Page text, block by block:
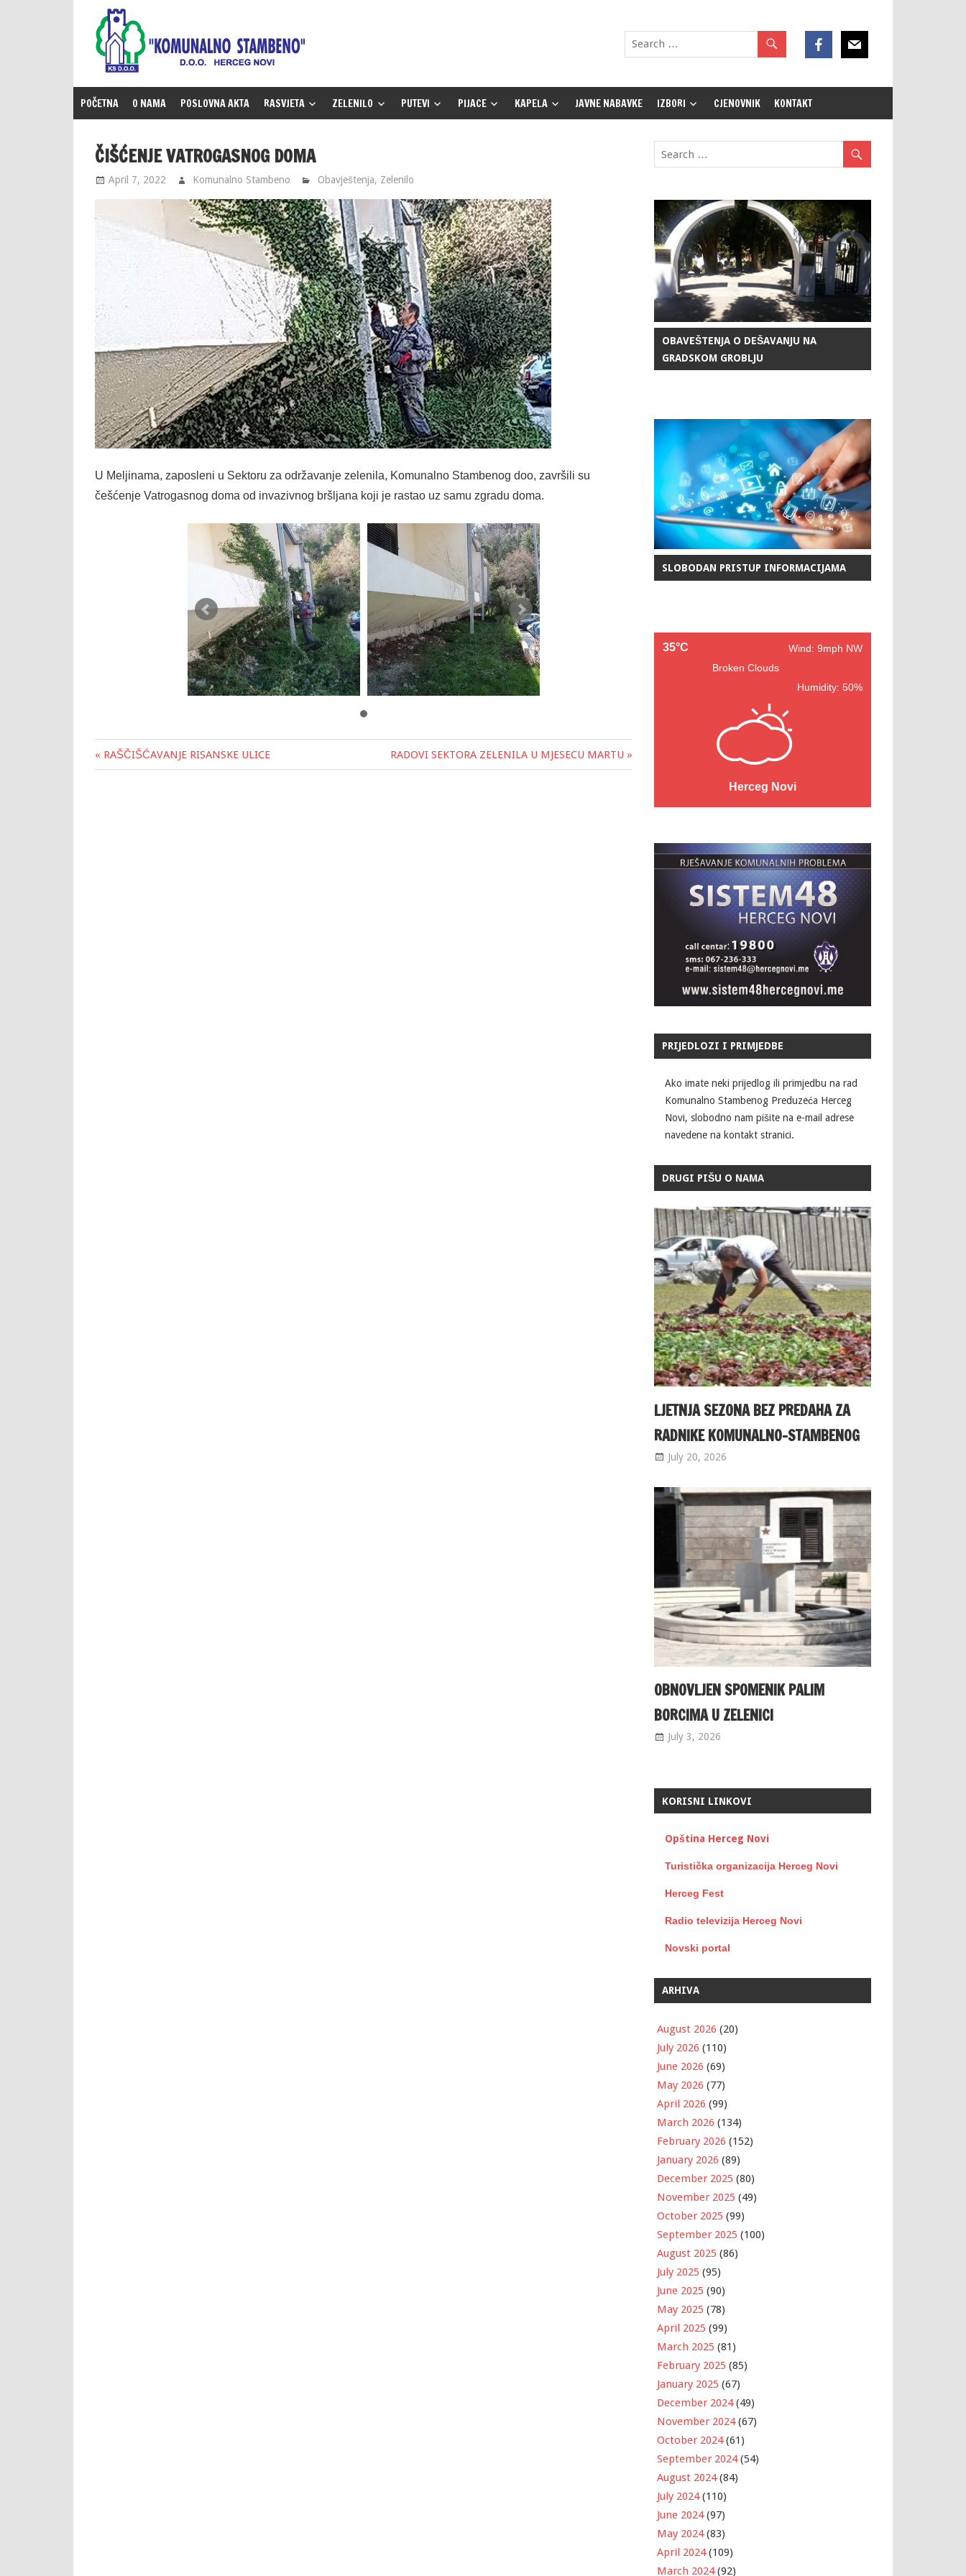
content
POČETNA O NAMA POSLOVNA AKTA RASVJETA ZELENILO PUTEVI PIJACE KAPELA JAVNE NABAVKE IZBORI CJENOVNIK KONTAKT
ČIŠĆENJE VATROGASNOG DOMA
April 7, 2022 Komunalno Stambeno Obavještenja, Zelenilo
U Meljinama, zaposleni u Sektoru za održavanje zelenila, Komunalno Stambenog doo, završili su
češćenje Vatrogasnog doma od invazivnog bršljana koji je rastao uz samu zgradu doma.
Post
« RAŠČIŠĆAVANJE RISANSKE ULICE RADOVI SEKTORA ZELENILA U MJESECU MARTU »
OBAVEŠTENJA O DEŠAVANJU NA
GRADSKOM GROBLJU
SLOBODAN PRISTUP INFORMACIJAMA
35°C
Wind: 9mph NW
Broken Clouds
Humidity: 50%
Herceg Novi
PRIJEDLOZI I PRIMJEDBE
Ako imate neki prijedlog ili primjedbu na rad
Komunalno Stambenog Preduzeća Herceg
Novi, slobodno nam pišite na e-mail adrese
navedene na kontakt stranici.
DRUGI PIŠU O NAMA
LJETNJA SEZONA BEZ PREDAHA ZA
RADNIKE KOMUNALNO-STAMBENOG
July 20, 2026
OBNOVLJEN SPOMENIK PALIM
BORCIMA U ZELENICI
July 3, 2026
KORISNI LINKOVI
Opština Herceg Novi
Turistička organizacija Herceg Novi
Herceg Fest
Radio televizija Herceg Novi
Novski portal
ARHIVA
August 2026 (20)
July 2026 (110)
June 2026 (69)
May 2026 (77)
April 2026 (99)
March 2026 (134)
February 2026 (152)
January 2026 (89)
December 2025 (80)
November 2025 (49)
October 2025 (99)
September 2025 (100)
August 2025 (86)
July 2025 (95)
June 2025 (90)
May 2025 (78)
April 2025 (99)
March 2025 (81)
February 2025 (85)
January 2025 (67)
December 2024(49)
November 2024(67)
October 2024(61)
September 2024(54)
August 2024(84)
July 2024(110)
June 2024(97)
May 2024(83)
April 2024(109)
March 2024(92)